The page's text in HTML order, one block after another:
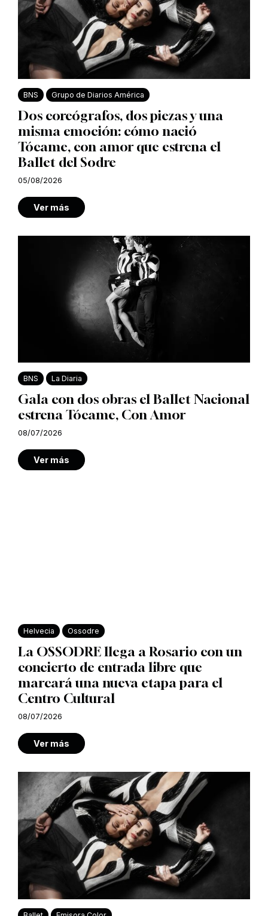
BNS Grupo de Diarios América
Dos coreógrafos, dos piezas y una
misma emoción: cómo nació
Tócame, con amor que estrena el
Ballet del Sodre
05/08/2026
Ver más
BNS La Diaria
Gala con dos obras el Ballet Nacional
estrena Tócame, Con Amor
08/07/2026
Ver más
Helvecia Ossodre
La OSSODRE llega a Rosario con un
concierto de entrada libre que
marcará una nueva etapa para el
Centro Cultural
08/07/2026
Ver más